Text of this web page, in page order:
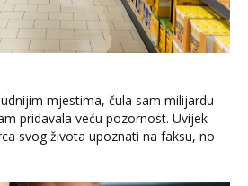
mjestima, čula sam milijardu
pridavala veću pozornost. Uvijek
svog života upoznati na faksu, no